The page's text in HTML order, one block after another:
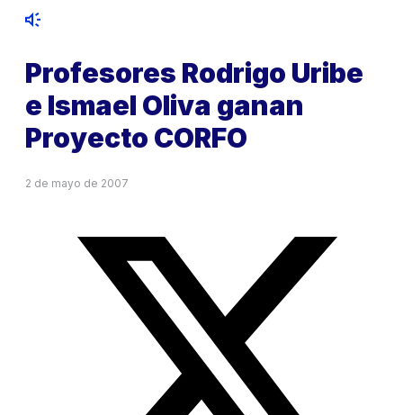
Profesores Rodrigo Uribe
e Ismael Oliva ganan
Proyecto CORFO
2 de mayo de 2007